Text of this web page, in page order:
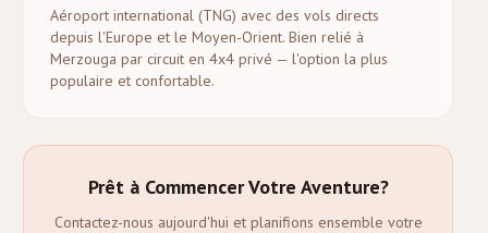
Aéroport international (TNG) avec des vols directs
depuis l'Europe et le Moyen-Orient. Bien relié à
Merzouga par circuit en 4x4 privé — l'option la plus
populaire et confortable.
Prêt à Commencer Votre Aventure?
Contactez-nous aujourd'hui et planifions ensemble votre